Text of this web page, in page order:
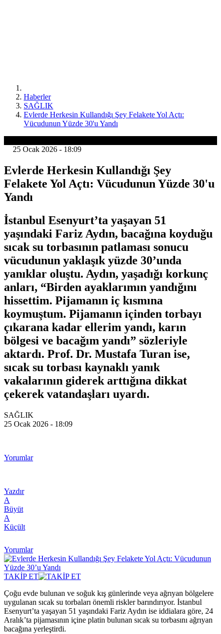
Haberler
SAĞLIK
Evlerde Herkesin Kullandığı Şey Felakete Yol Açtı:
Vücudunun Yüzde 30'u Yandı
25 Ocak 2026 - 18:09
Evlerde Herkesin Kullandığı Şey
Felakete Yol Açtı: Vücudunun Yüzde 30'u
Yandı
İstanbul Esenyurt’ta yaşayan 51
yaşındaki Fariz Aydın, bacağına koyduğu
sıcak su torbasının patlaması sonucu
vücudunun yaklaşık yüzde 30’unda
yanıklar oluştu. Aydın, yaşadığı korkunç
anları, “Birden ayaklarımın yandığını
hissettim. Pijamanın iç kısmına
koymuştum. Pijamanın içinden torbayı
çıkarana kadar ellerim yandı, karın
bölgesi ve bacağım yandı” sözleriyle
aktardı. Prof. Dr. Mustafa Turan ise,
sıcak su torbası kaynaklı yanık
vakalarının giderek arttığına dikkat
çekerek vatandaşları uyardı.
SAĞLIK
25 Ocak 2026 - 18:09
Yorumlar
Yazdır
A
Büyüt
A
Küçült
Yorumlar
TAKİP ET
Çoğu evde bulunan ve soğuk kış günlerinde veya ağrıyan bölgelere
uygulanan sıcak su torbaları önemli riskler barındırıyor. İstanbul
Esenyurt’ta yaşayan 51 yaşındaki Fariz Aydın ise iddialara göre, 24
Aralık’ta pijamasının içine platin bulunan sıcak su torbasını ağrıyan
bacağına yerleştirdi.